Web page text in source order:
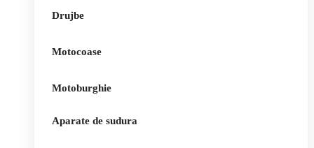
Drujbe
Motocoase
Motoburghie
Aparate de sudura